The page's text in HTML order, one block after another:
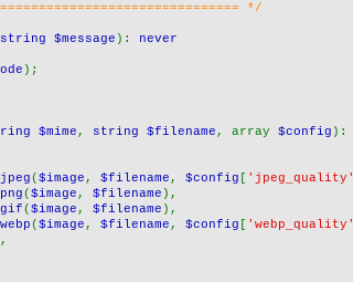
*/
string $message ): never
);
$mime , string $filename , array $config ):
($image , $filename , $config [ 'jpeg_quality'
($image , $filename ),
($image , $filename ),
($image , $filename , $config [ 'webp_quality'
,